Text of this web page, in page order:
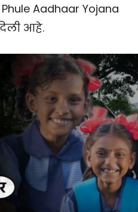
Phule Aadhaar Yojana
आहे.